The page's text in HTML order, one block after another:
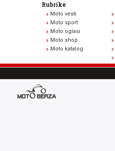
Rubrike
Moto vesti
Moto sport
Moto oglasi
Moto shop
Moto katalog